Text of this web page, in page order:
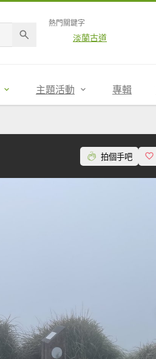
熱門關鍵字
淡蘭古道
主題活動 專輯
拍個手吧